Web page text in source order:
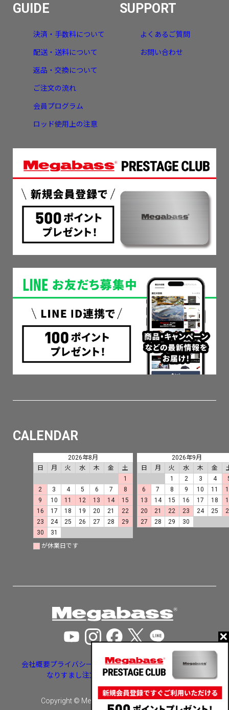
GUIDE
決済・手数料について
配送・送料について
返品・交換について
ご注文の流れ
会員プログラム
ロッド使用上の注意
SUPPORT
よくあるご質問
お問い合わせ
CALENDAR
2026年8月
日
月 火 水 木 金
土
1
2
3 4 5 6 7
8
9
10 11 12 13 14
15
16
17 18 19 20 21
22
23
24 25 26 27 28
29
30
31
2026年9月
日
月 火 水 木 金
1
2 3 4
6
7 8 9 10 11
13
14 15 16 17 18
20
21 22 23 24 25
27
28 29 30
が休業日です
会社概要プライバシーポリシー特定商取引法に基づく表示
なりすまし注文・いたずら注文等への対応
Copyright © Megabass inc. All rights reserved.